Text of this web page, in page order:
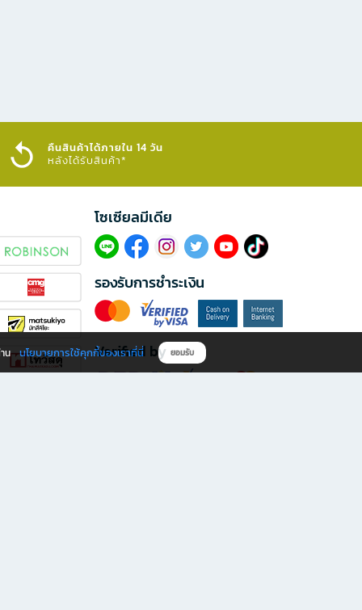
คืนสินค้าได้ภายใน 14 วัน
หลังได้รับสินค้า*
โซเซียลมีเดีย​
รองรับการชำระเงิน
Verified by
น นโยบายการใช้คุกกี้ของเราที่นี่ ยอมรับ